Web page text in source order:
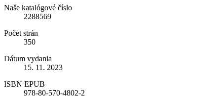
Naše katalógové číslo
2288569
Počet strán
350
Dátum vydania
15. 11. 2023
ISBN EPUB
978-80-570-4802-2